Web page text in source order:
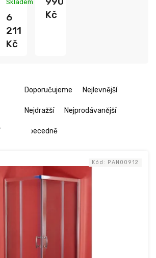
Skladem
6
211
Kč
Kč
Ř
r
d
Doporučujeme Nejlevnější
Nejdražší Nejprodávanější
Abecedně
Kód: PAN00912